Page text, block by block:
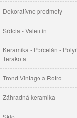
Dekoratívne predmety
Srdcia - Valentín
Keramika - Porcelán -
Terakota
Trend Vintage a Retro
Záhradná keramika
Sklo